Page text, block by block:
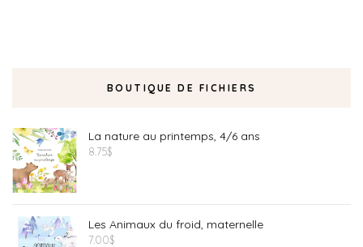
BOUTIQUE DE FICHIERS
La nature au printemps, 4/6 ans
8.75$
Les Animaux du froid, maternelle
7.00$